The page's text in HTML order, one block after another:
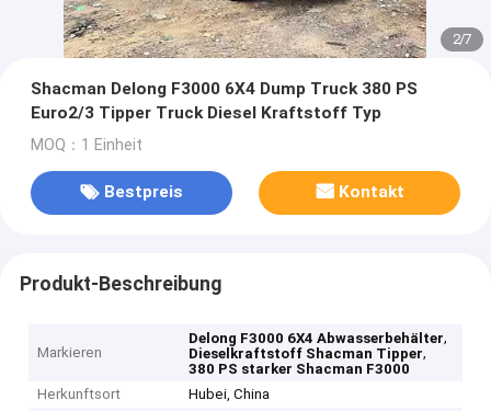
2/7
Shacman Delong F3000 6X4 Dump Truck 380 PS
Euro2/3 Tipper Truck Diesel Kraftstoff Typ
MOQ：1 Einheit
Bestpreis Kontakt
Produkt-Beschreibung
Markieren
Delong F3000 6X4 Abwasserbehälter,
Dieselkraftstoff Shacman Tipper,
380 PS starker Shacman F3000
Herkunftsort
Hubei, China